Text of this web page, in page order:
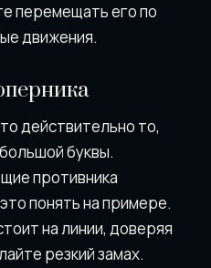
перемещать его по
движения.
действительно то,
буквы.
противника
понять на примере.
на линии, доверяя
резкий замах.